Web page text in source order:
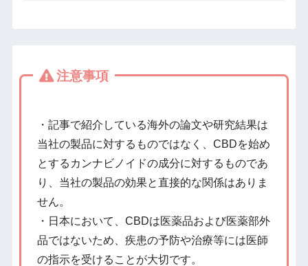
注意事項
・記事で紹介している海外の論文や研究結果は
当社の製品に対するものではなく、CBDを始め
とするカンナビノイドの成分に対するものであ
り、当社の製品の効果と直接的な関係はありま
せん。
・日本において、CBDは医薬品および医薬部外
品ではないため、疾患の予防や治療等には医師
の指示を受けることが大切です。